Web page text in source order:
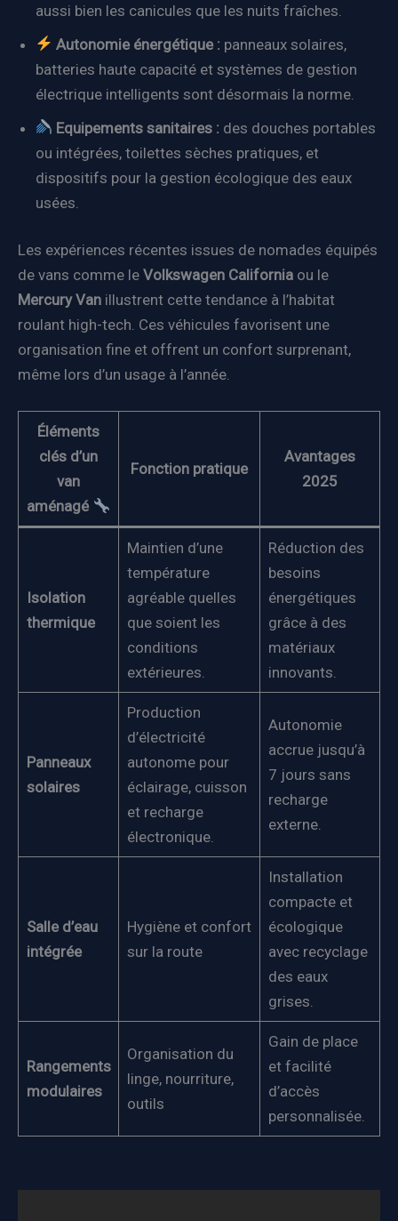
aussi bien les canicules que les nuits fraîches.
Autonomie énergétique : panneaux solaires,
batteries haute capacité et systèmes de gestion
électrique intelligents sont désormais la norme.
Equipements sanitaires : des douches portables
ou intégrées, toilettes sèches pratiques, et
dispositifs pour la gestion écologique des eaux
usées.
Les expériences récentes issues de nomades équipés
de vans comme le Volkswagen California ou le
Mercury Van illustrent cette tendance à l’habitat
roulant high-tech. Ces véhicules favorisent une
organisation fine et offrent un confort surprenant,
même lors d’un usage à l’année.
Éléments
clés d’un
van
aménagé
Fonction pratique
Avantages
2025
Isolation
thermique
Maintien d’une
température
agréable quelles
que soient les
conditions
extérieures.
Réduction des
besoins
énergétiques
grâce à des
matériaux
innovants.
Panneaux
solaires
Production
d’électricité
autonome pour
éclairage, cuisson
et recharge
électronique.
Autonomie
accrue jusqu’à
7 jours sans
recharge
externe.
Salle d’eau
intégrée
Hygiène et confort
sur la route
Installation
compacte et
écologique
avec recyclage
des eaux
grises.
Rangements
modulaires
Organisation du
linge, nourriture,
outils
Gain de place
et facilité
d’accès
personnalisée.